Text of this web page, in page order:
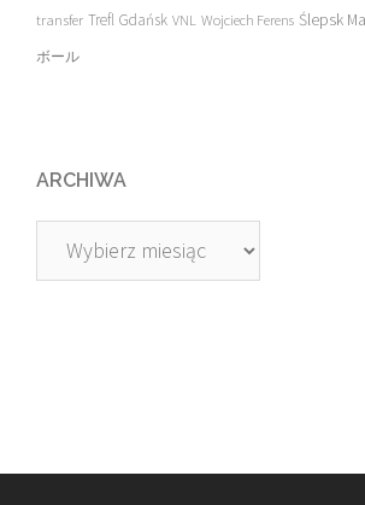
transfer Trefl Gdańsk VNL Wojciech Ferens Ślepsk
ボール
ARCHIWA
Archiwa